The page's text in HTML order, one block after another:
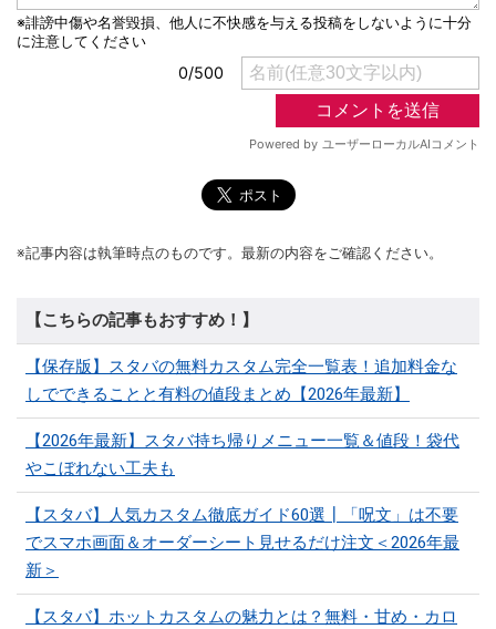
※記事内容は執筆時点のものです。最新の内容をご確認ください。
【こちらの記事もおすすめ！】
【保存版】スタバの無料カスタム完全一覧表！追加料金な
しでできることと有料の値段まとめ【2026年最新】
【2026年最新】スタバ持ち帰りメニュー一覧＆値段！袋代
やこぼれない工夫も
【スタバ】人気カスタム徹底ガイド60選┃「呪文」は不要
でスマホ画面＆オーダーシート見せるだけ注文＜2026年最
新＞
【スタバ】ホットカスタムの魅力とは？無料・甘め・カロ